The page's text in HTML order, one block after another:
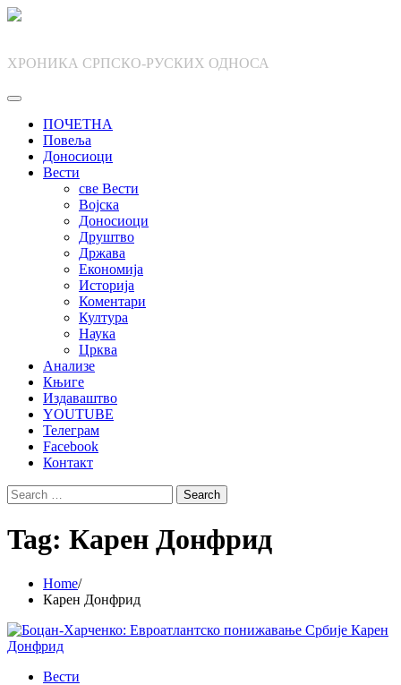
Skip
ХРОНИКА СРПСКО-РУСКИХ ОДНОСА
ПОЧЕТНА
Повеља
Доносиоци
Вести
све Вести
Војска
Доносиоци
Друштво
Држава
Економија
Историја
Коментари
Култура
Наука
Црква
Анализе
Књиге
Издаваштво
YOUTUBE
Телеграм
Facebook
Контакт
Search
for:
Tag: Карен Донфрид
Home
Карен Донфрид
Вести